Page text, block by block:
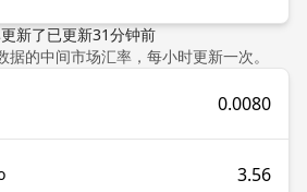
新了已更新31分钟前
的中间市场汇率，每小时更新一次。
0.0080
3.56